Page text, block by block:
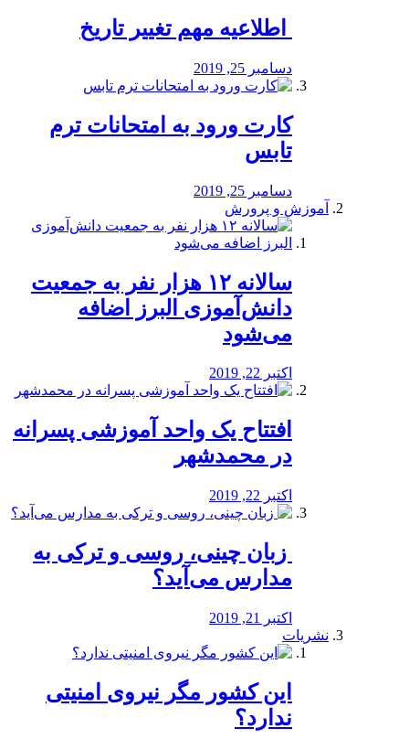
️ اطلاعیه مهم تغییر تاریخ
دسامبر 25, 2019
کارت ورود به امتحانات ترم
تابس
دسامبر 25, 2019
آموزش و پرورش
️سالانه ۱۲ هزار نفر به جمعیت
دانش‌آموزی البرز اضافه
می‌شود
اکتبر 22, 2019
افتتاح یک واحد آموزشی پسرانه
در محمدشهر
اکتبر 22, 2019
️ زبان چینی، روسی و ترکی به
مدارس می‌آید؟
اکتبر 21, 2019
نشریات
این کشور مگر نیروی امنیتی
ندارد؟